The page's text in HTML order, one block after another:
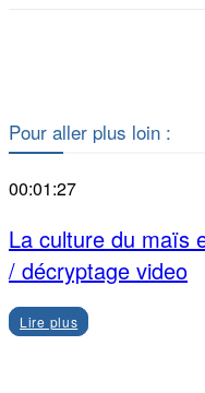
Pour aller plus loin :
00:01:27
La culture du maïs
/ décryptage video
Lire plus